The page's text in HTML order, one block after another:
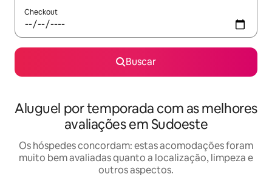
Checkout
Buscar
Aluguel por temporada com as melhores
avaliações em Sudoeste
Os hóspedes concordam: estas acomodações foram
muito bem avaliadas quanto a localização, limpeza e
outros aspectos.